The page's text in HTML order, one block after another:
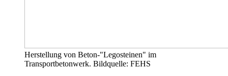
Herstellung von Beton-"Legosteinen" im
Transportbetonwerk. Bildquelle: FEHS